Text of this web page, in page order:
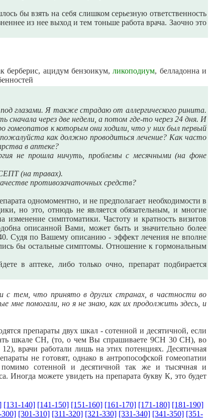
бы взять на себя слишком серьезную ответственность
из нее выход и тем тоньше работа врача. Заочно это
берберис, ацидум бензоикум,ликоподиум, белладонна и
глазами. Я также страдаю от аллергического ринита.
через две недели, а потом где-то через 24 дня. И
гомеопатов к которым они ходили, что у них был первый
как должно проводиться лечение? Как часто
в аптеке?
не прошла ничуть, проблемы с месячными (на фоне
(на травах).
противозачаточных средств?
одномоментно, и не предполагает необходимости в
но это, отнюдь не является обязательным, и многие
изменение симптоматики. Частоту и кратность визитов
описанной Вами, может быть и значительно более
Судя по Вашему описанию - эффект лечения не вполне
бы остальные симптомы. Отношение к гормональным
в аптеке, либо только очно, препарат подбирается
с тем, что принято в других странах, в частности во
мне помогали, но я не знаю, как их продолжить здесь, и
препараты двух шкал - сотенной и десятичной, если
шкале СН, (то, о чем Вы спрашиваете 9СН 30 СН), во
врачи работали лишь на этих потенциях. Десятичная
не готовят, однако в антропософской гомеопатии
сотенной и десятичной так же и тысячная и
Иногда можете увидеть на препарата букву К, это будет
[131-140] [141-150] [151-160] [161-170] [171-180] [181-190]
300] [301-310] [311-320] [321-330] [331-340] [341-350] [351-